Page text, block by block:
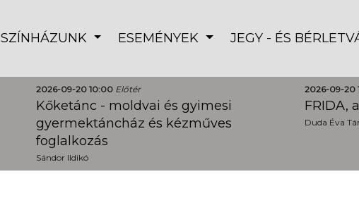
SZÍNHÁZUNK ESEMÉNYEK JEGY - ÉS
2026-09-20 10:00 Előtér
Kőketánc - moldvai és gyimesi
gyermektáncház és kézműves
foglalkozás
Sándor Ildikó
2026-09-20
FRIDA,
Duda Éva